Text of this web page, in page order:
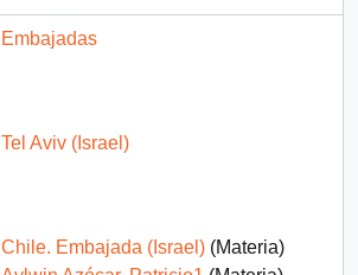
Embajadas
Tel Aviv (Israel)
Chile. Embajada (Israel)(Materia)